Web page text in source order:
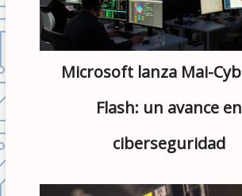
Microsoft lanza Mai-Cyber-1-
Flash: un avance en
ciberseguridad